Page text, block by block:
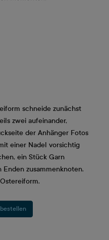
schneide zunächst
zwei aufeinander,
der Anhänger Fotos
einer Nadel vorsichtig
ein Stück Garn
zusammenknoten.